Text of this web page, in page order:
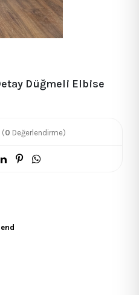
Düğmeli Elbise
(0 Değerlendirme)